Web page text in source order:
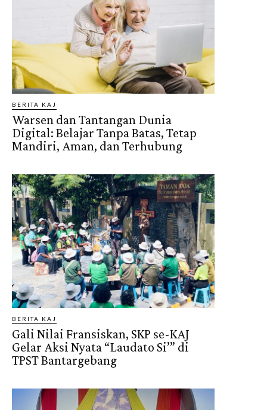
BERITA KAJ
Warsen dan Tantangan Dunia
Digital: Belajar Tanpa Batas, Tetap
Mandiri, Aman, dan Terhubung
BERITA KAJ
Gali Nilai Fransiskan, SKP se-KAJ
Gelar Aksi Nyata “Laudato Si’” di
TPST Bantargebang